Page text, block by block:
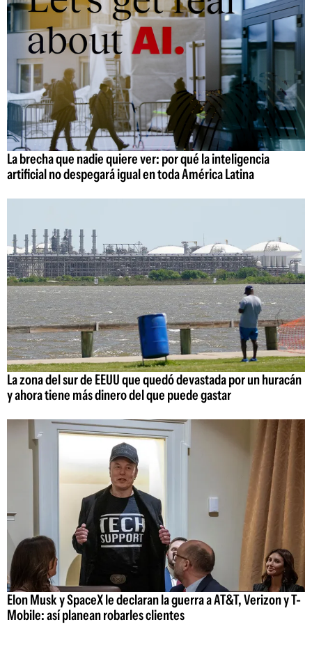
La brecha que nadie quiere ver: por qué la inteligencia
artificial no despegará igual en toda América Latina
La zona del sur de EEUU que quedó devastada por un huracán
y ahora tiene más dinero del que puede gastar
Elon Musk y SpaceX le declaran la guerra a AT&T, Verizon y T-
Mobile: así planean robarles clientes